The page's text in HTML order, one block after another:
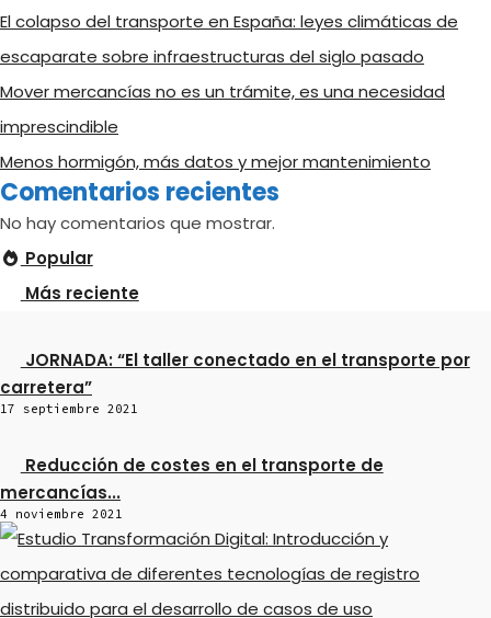
El colapso del transporte en España: leyes climáticas de
escaparate sobre infraestructuras del siglo pasado
Mover mercancías no es un trámite, es una necesidad
imprescindible
Menos hormigón, más datos y mejor mantenimiento
Comentarios recientes
No hay comentarios que mostrar.
Popular
Más reciente
JORNADA: “El taller conectado en el transporte por
carretera”
17 septiembre 2021
Reducción de costes en el transporte de
mercancías...
4 noviembre 2021